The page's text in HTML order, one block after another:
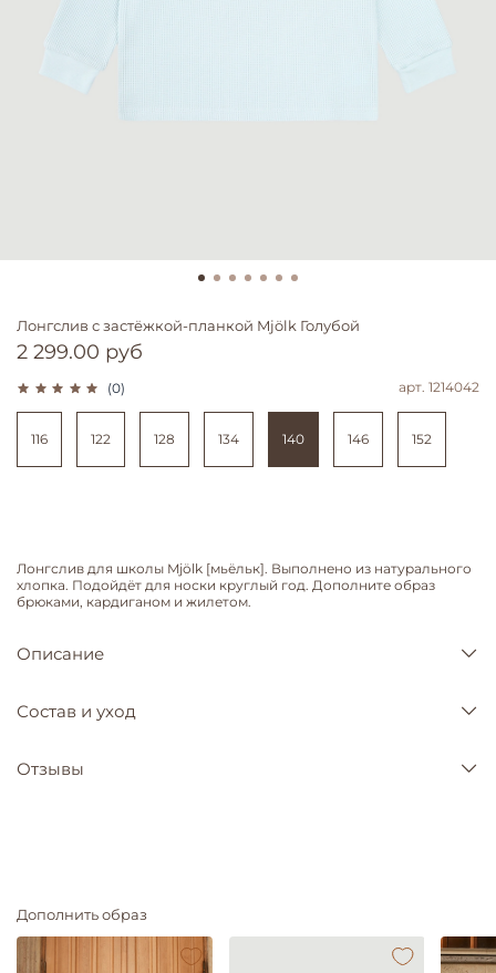
(0) арт. 1214042
Лонгслив с застёжкой-планкой Mjölk Голубой
2 299.00 руб
116 122 128 134 140 146 152
Лонгслив для школы Mjölk [мьёльк]. Выполнено из натурального
хлопка. Подойдёт для носки круглый год. Дополните образ
брюками, кардиганом и жилетом.
Описание
Состав и уход
Отзывы
Дополнить образ